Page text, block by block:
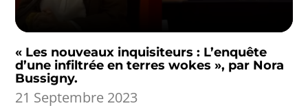
« Les nouveaux inquisiteurs : L’enquête
d’une infiltrée en terres wokes », par Nora
Bussigny.
21 Septembre 2023